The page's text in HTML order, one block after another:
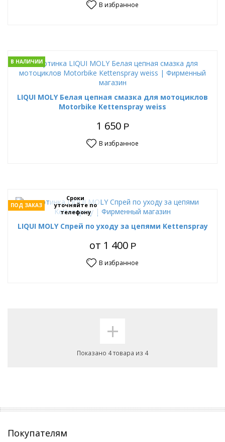
В избранное
LIQUI MOLY Белая цепная смазка для мотоциклов
Motorbike Kettenspray weiss
В НАЛИЧИИ
1 650 Р
В избранное
LIQUI MOLY Спрей по уходу за цепями Kettenspray
ПОД ЗАКАЗ
Сроки
уточняйте по
телефону
от 1 400 Р
В избранное
+
Показано 4 товара из 4
Покупателям